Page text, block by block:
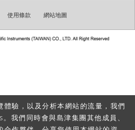
體驗，以及分析本網站的流量，我們
我們同時會與島津集團其他成員、
使用條款 網站地圖